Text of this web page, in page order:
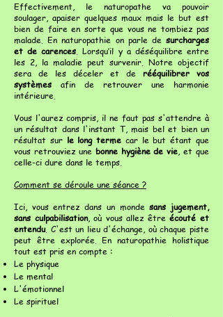
Effectivement, le naturopathe va pouvoir
soulager, apaiser quelques maux mais le but est
bien de faire en sorte que vous ne tombiez pas
malade. En naturopathie on parle de surcharges
et de carences . Lorsqu’il y a déséquilibre entre
les 2, la maladie peut survenir. Notre objectif
sera de les déceler et de rééquilibrer vos
systèmes afin de retrouver une harmonie
intérieure.
Vous l'aurez compris, il ne faut pas s'attendre à
un résultat dans l'instant T, mais bel et bien un
résultat sur le long terme car le but étant que
vous retrouviez une bonne hygiène de vie, et que
celle-ci dure dans le temps.
Comment se déroule une séance ?
Ici, vous entrez dans un mondesans jugement,
sans culpabilisation, où vous allez êtreécouté et
entendu. C'est un lieu d'échange, où chaque piste
peut être explorée. En naturopathie holistique
tout est pris en compte :
Le physique
Le mental
L'émotionnel
Le spirituel